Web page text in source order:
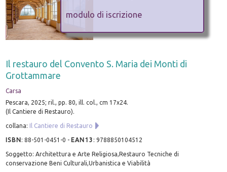
Il restauro del Convento S. Maria dei Monti di
Grottammare
Carsa
Pescara, 2025; ril., pp. 80, ill. col., cm 17x24.
(Il Cantiere di Restauro).
collana: Il Cantiere di Restauro
ISBN:88-501-0451-0 - EAN13 :9788850104512
Soggetto: Architettura e Arte Religiosa,Restauro Tecniche di
conservazione Beni Culturali,Urbanistica e Viabilità
modulo di iscrizione